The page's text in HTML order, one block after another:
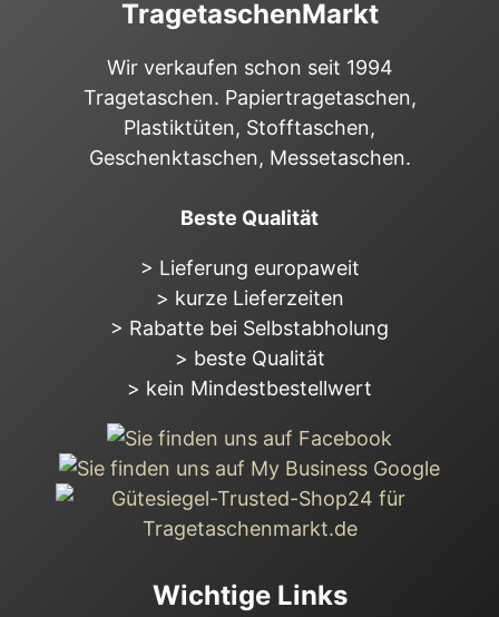
TragetaschenMarkt
Wir verkaufen schon seit 1994
Tragetaschen. Papiertragetaschen,
Plastiktüten, Stofftaschen,
Geschenktaschen, Messetaschen.
Beste Qualität
> Lieferung europaweit
> kurze Lieferzeiten
> Rabatte bei Selbstabholung
> beste Qualität
> kein Mindestbestellwert
Wichtige Links